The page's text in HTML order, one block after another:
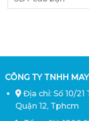
CÔNG TY TNHH
Địa chỉ: Số 10/21
Quận 12, Tphcm